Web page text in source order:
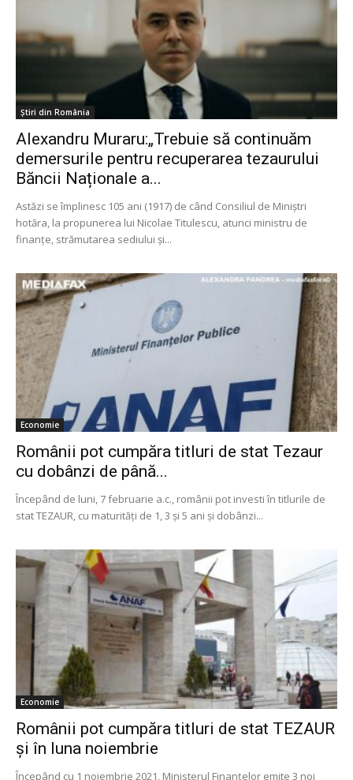
Știri din România
Alexandru Muraru:„Trebuie să continuăm
demersurile pentru recuperarea tezaurului
Băncii Naționale a...
Astăzi se împlinesc 105 ani (1917) de când Consiliul de Miniştri
hotăra, la propunerea lui Nicolae Titulescu, atunci ministru de
finanţe, strămutarea sediului şi...
Economie
Românii pot cumpăra titluri de stat Tezaur
cu dobânzi de până...
Începând de luni, 7 februarie a.c., românii pot investi în titlurile de
stat TEZAUR, cu maturități de 1, 3 și 5 ani și dobânzi...
Economie
Românii pot cumpăra titluri de stat TEZAUR
și în luna noiembrie
Începând cu 1 noiembrie 2021, Ministerul Finanțelor emite 3 noi